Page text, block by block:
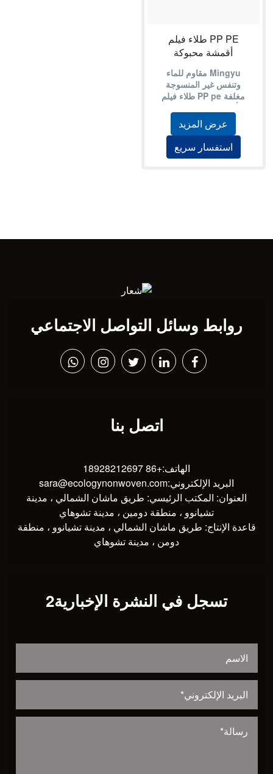
PP PE طلاء فيلم
أقمشة محبوكة
للمعطف الطبي
Mingyu مقاوم للماء
وتنفس غير المنسوجة
مغلفة PP pe طلاء فيلم
للمعطف الطبي
اسم العلامة التجارية:
MINGYU
عرض المزيد
استفسار سريع
روابط وسائل التواصل الاجتماعي
اتصل بنا
الهاتف:+86 18928212697
البريد الإلكتروني:sara@ecologynonwoven.com
العنوان: المكتب الرئيسي: طريق ماشان الشمالي ، مدينة
تشيانوو ، منطقة دومين ، مدينة تشوهاي
قاعدة الإنتاج: طريق ماشان الشمالي ، مدينة تشيانوو ، منطقة
دومن ، مدينة تشوهاي
تسجل في النشرة الإخبارية2